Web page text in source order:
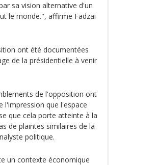
sa vision alternative d'un
le monde.", affirme Fadzai
ont été documentées
de la présidentielle à venir
de l'opposition ont
l'impression que l'espace
que cela porte atteinte à la
de plaintes similaires de la
politique.
un contexte économique